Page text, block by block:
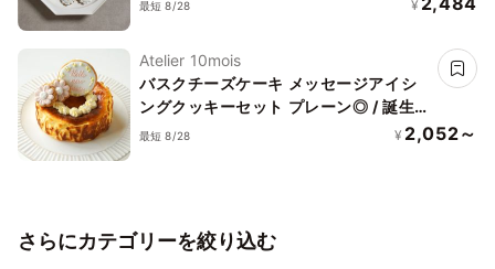
最短 8/28 ¥
Atelier 10mois
バスクチーズケーキ メッセージアイシ
ングクッキーセット プレーン◎ / 誕生日
記念日
最短 8/28 ¥ 2,052～
さらにカテゴリーを絞り込む